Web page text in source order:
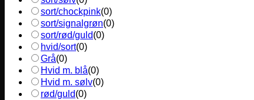
sort/chockpink(0)
sort/signalgrøn(0)
sort/rød/guld(0)
hvid/sort(0)
Grå(0)
Hvid m. blå(0)
Hvid m. sølv(0)
rød/guld(0)